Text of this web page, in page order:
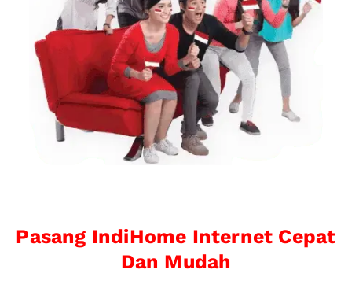
Pasang IndiHome Internet Cepat
Dan Mudah